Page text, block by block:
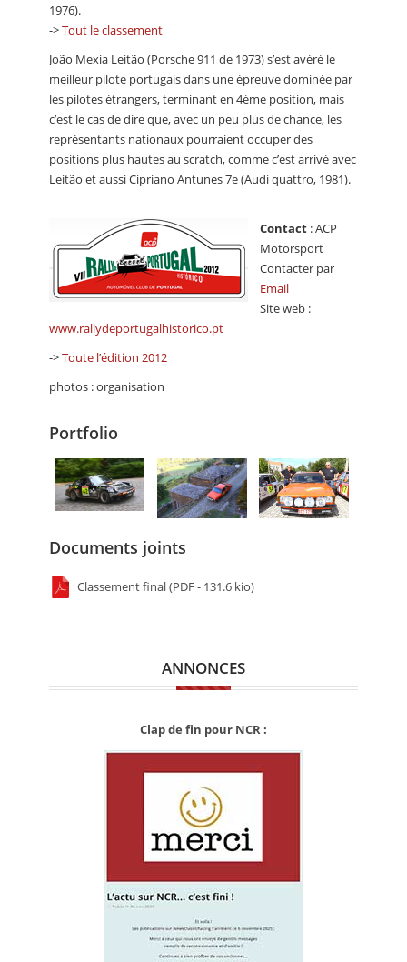
1976).
->Tout le classement
João Mexia Leitão (Porsche 911 de 1973) s’est avéré le
meilleur pilote portugais dans une épreuve dominée par
les pilotes étrangers, terminant en 4ème position, mais
c’est le cas de dire que, avec un peu plus de chance, les
représentants nationaux pourraient occuper des
positions plus hautes au scratch, comme c’est arrivé avec
Leitão et aussi Cipriano Antunes 7e (Audi quattro, 1981).
Contact : ACP
Motorsport
Contacter par
Email
Site web :
www.rallydeportugalhistorico.pt
->Toute l’édition 2012
photos : organisation
Portfolio
Documents joints
Classement final (PDF - 131.6 kio)
ANNONCES
Clap de fin pour NCR :